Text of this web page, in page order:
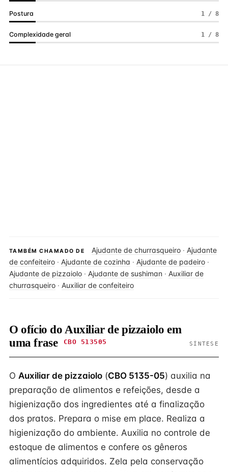
Postura 1 / 8
Complexidade geral 1 / 8
TAMBÉM CHAMADO DE Ajudante de churrasqueiro · Ajudante
de confeiteiro · Ajudante de cozinha · Ajudante de padeiro ·
Ajudante de pizzaiolo · Ajudante de sushiman · Auxiliar de
churrasqueiro · Auxiliar de confeiteiro
O ofício do Auxiliar de pizzaiolo em
uma frase
CBO 513505 SÍNTESE
O Auxiliar de pizzaiolo (CBO 5135-05) auxilia na
preparação de alimentos e refeições, desde a
higienização dos ingredientes até a finalização
dos pratos. Prepara o mise em place. Realiza a
higienização do ambiente. Auxilia no controle de
estoque de alimentos e confere os gêneros
alimentícios adquiridos. Zela pela conservação